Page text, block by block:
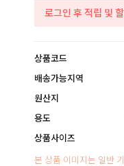
로그인 후 적립 및
상품코드
배송가능지역
원산지
용도
상품사이즈
본 상품 이미지는 일반